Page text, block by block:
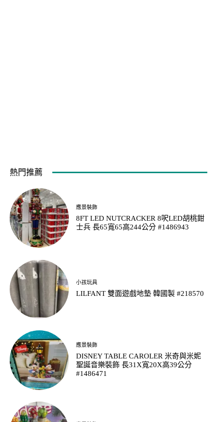
熱門推薦
應景裝飾
8FT LED NUTCRACKER 8呎LED胡桃鉗
士兵 長65寬65高244公分 #1486943
小孩玩具
LILFANT 雙面遊戲地墊 韓國製 #218570
應景裝飾
DISNEY TABLE CAROLER 米奇與米妮
聖誕音樂裝飾 長31X寬20X高39公分
#1486471